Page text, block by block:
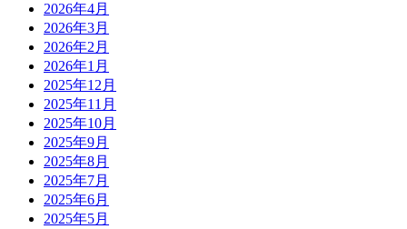
2026年4月
2026年3月
2026年2月
2026年1月
2025年12月
2025年11月
2025年10月
2025年9月
2025年8月
2025年7月
2025年6月
2025年5月